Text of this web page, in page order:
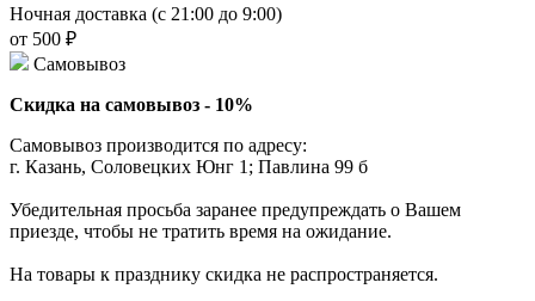
Ночная доставка (с 21:00 до 9:00)
от 500 ₽
Самовывоз
Скидка на самовывоз - 10%
Самовывоз производится по адресу:
г. Казань, Соловецких Юнг 1; Павлина 99 б
Убедительная просьба заранее предупреждать о Вашем
приезде, чтобы не тратить время на ожидание.
На товары к празднику скидка не распространяется.